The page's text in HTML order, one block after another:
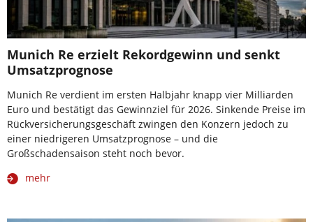
Munich Re erzielt Rekordgewinn und senkt
Umsatzprognose
Munich Re verdient im ersten Halbjahr knapp vier Milliarden
Euro und bestätigt das Gewinnziel für 2026. Sinkende Preise im
Rückversicherungsgeschäft zwingen den Konzern jedoch zu
einer niedrigeren Umsatzprognose – und die
Großschadensaison steht noch bevor.
mehr